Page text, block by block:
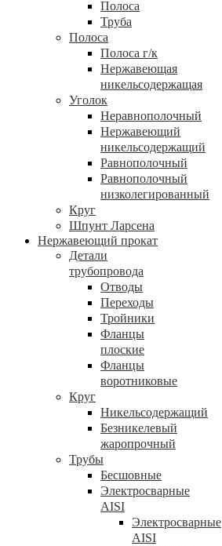
Полоса
Труба
Полоса
Полоса г/к
Нержавеющая
никельсодержащая
Уголок
Неравнополочный
Нержавеющий
никельсодержащий
Равнополочный
Равнополочный
низколегированный
Круг
Шпунт Ларсена
Нержавеющий прокат
Детали
трубопровода
Отводы
Переходы
Тройники
Фланцы
плоские
Фланцы
воротниковые
Круг
Никельсодержащий
Безникелевый
жаропрочный
Трубы
Бесшовные
Электросварные
AISI
Электросварные
AISI